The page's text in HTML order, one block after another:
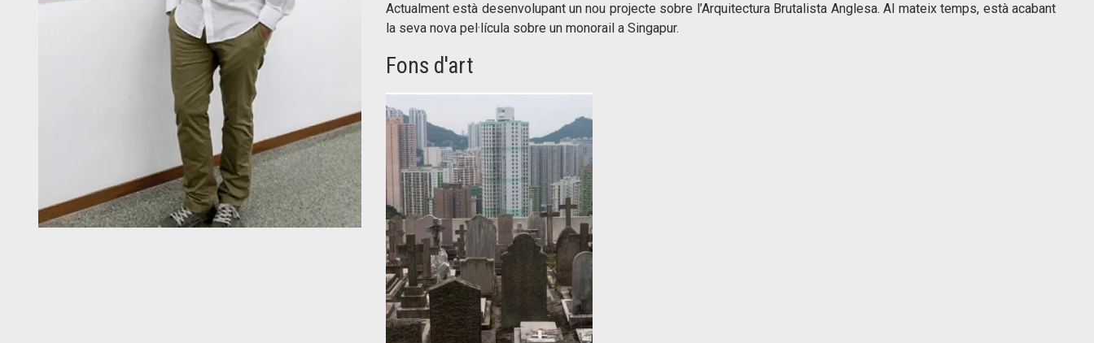
Actualment està desenvolupant un nou projecte sobre l’Arquitectura Brutalista Anglesa. Al mateix temps, està acabant
la seva nova pel·lícula sobre un monorail a Singapur.
Fons d'art